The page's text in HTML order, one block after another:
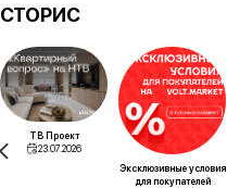
СТОРИС
ТВ Проект
23.07.2026
Эксклюзивные условия
для покупателей